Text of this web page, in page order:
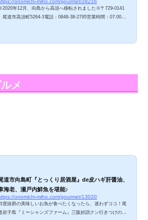
onomichi-miho.com/gourmet/28216
年12月、向島から高須へ移転されました※〒729-0141
尾道市高須町5264-3電話：0848-38-2795営業時間：07:00～
オープン以来、地元人を中心に、しまなみ海道を訪れる観光
メ
道市向島町『とっくり居酒屋』de皮ハギ肝醤油、
海老、瀬戸内鮮魚を堪能♪
onomichi-miho.com/gourmet/13020
度抜群の美味しいお魚が食べたくなったら、迷わずココ！尾
岩子島『ミーシャンズファーム』三阪好訓クン行きつけの鮮